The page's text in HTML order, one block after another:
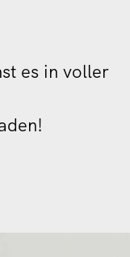
es in voller